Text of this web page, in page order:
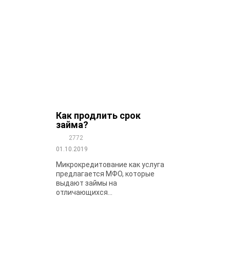
Как продлить срок
займа?
2772
01.10.2019
Микрокредитование как услуга
предлагается МФО, которые
выдают займы на
отличающихся...